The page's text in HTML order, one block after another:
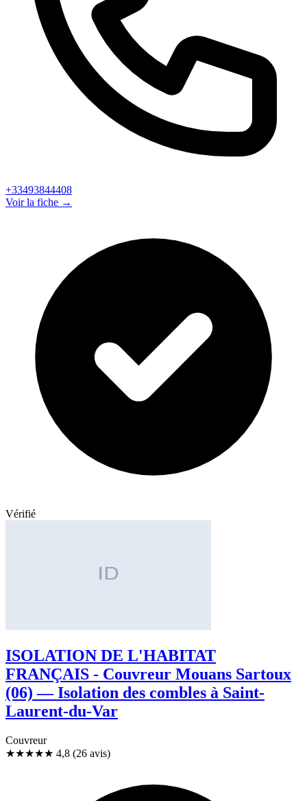
+33493844408
Voir la fiche →
Vérifié
ISOLATION DE L'HABITAT
FRANÇAIS - Couvreur Mouans Sartoux
(06) — Isolation des combles à Saint-
Laurent-du-Var
Couvreur
★★★★★ 4,8 (26 avis)